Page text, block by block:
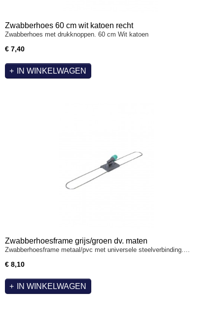
Zwabberhoes 60 cm wit katoen recht
Zwabberhoes met drukknoppen. 60 cm Wit katoen
€ 7,40
IN WINKELWAGEN
Zwabberhoesframe grijs/groen dv. maten
Zwabberhoesframe metaal/pvc met universele steelverbinding.…
€ 8,10
IN WINKELWAGEN